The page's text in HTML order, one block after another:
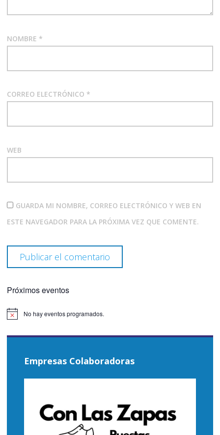
NOMBRE *
CORREO ELECTRÓNICO *
WEB
GUARDA MI NOMBRE, CORREO ELECTRÓNICO Y WEB EN
ESTE NAVEGADOR PARA LA PRÓXIMA VEZ QUE COMENTE.
Próximos eventos
Aviso No hay eventos programados.
Empresas Colaboradoras